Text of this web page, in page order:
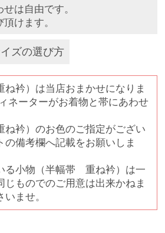
は自由です。
けます。
ズの選び方
衿）は当店おまかせになりま
ネーターがお着物と帯にあわせ
衿）のお色のご指定がござい
の備考欄へ記載をお願いしま
る小物（半幅帯 重ね衿）は一
じものでのご用意は出来かねま
ませ。